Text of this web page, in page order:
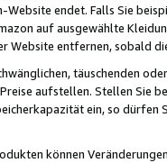
endet. Falls Sie
auf ausgewählte
Website entfernen, sobald
täuschenden
aufstellen. Stellen Sie
ein, so dürfen
können